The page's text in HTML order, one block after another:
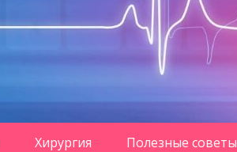
Хирургия Полезные советы